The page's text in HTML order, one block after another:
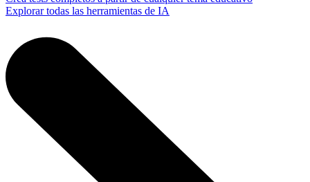
Explorar todas las herramientas de IA